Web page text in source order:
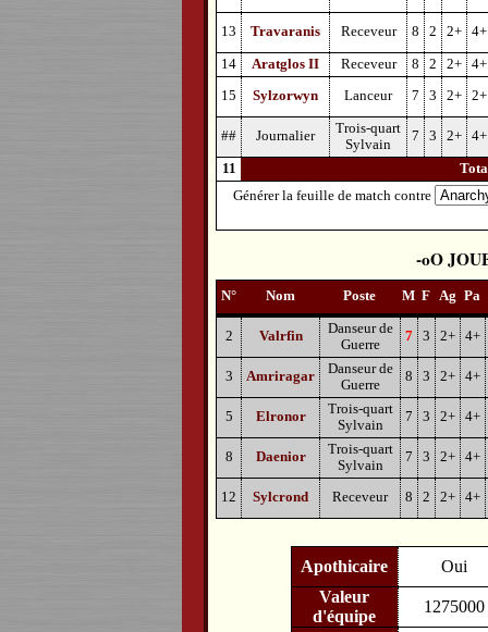
Générer la feuille de match contre
13 Travaranis Receveur 8 2 2+ 4+
14 Aratglos II Receveur 8 2 2+ 4+
15 Sylzorwyn Lanceur 7 3 2+ 2+
## Journalier
Trois-quart
Sylvain
7 3 2+ 4+
11
N° Nom Poste M F Ag Pa
2 Valrfin
Danseur de
Guerre
7 3 2+ 4+
3 Amriragar
Danseur de
Guerre
8 3 2+ 4+
5 Elronor
Trois-quart
Sylvain
7 3 2+ 4+
8 Daenior
Trois-quart
Sylvain
7 3 2+ 4+
12 Sylcrond Receveur 8 2 2+ 4+
Apothicaire
Oui
Valeur
d'équipe
1275000